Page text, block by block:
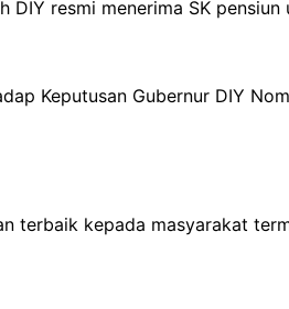
DIY resmi menerima SK
Keputusan Gubernur DIY
terbaik kepada masyarakat